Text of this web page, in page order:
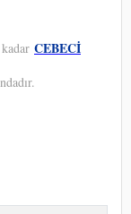
CEBECİ